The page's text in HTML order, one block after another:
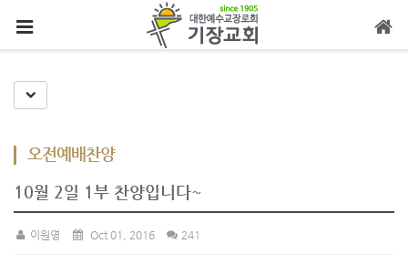
Toggle Dropdown
오전예배찬양
10월 2일 1부 찬양입니다~
이원영 Oct 01, 2016 241